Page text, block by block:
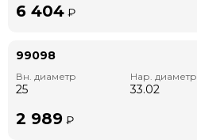
6 404 ₽
99098
Вн. диаметр
25
Нар. диаметр
33.02
2 989 ₽